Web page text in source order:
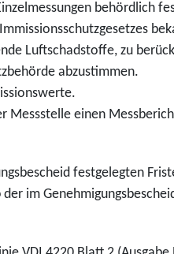
behördlich
Luftschadstoffe, zu
abzustimmen.
Messstelle einen
festgelegten
im